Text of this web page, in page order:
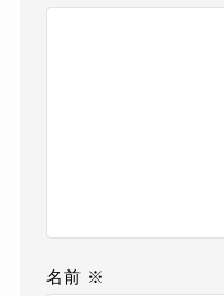
名前 ※